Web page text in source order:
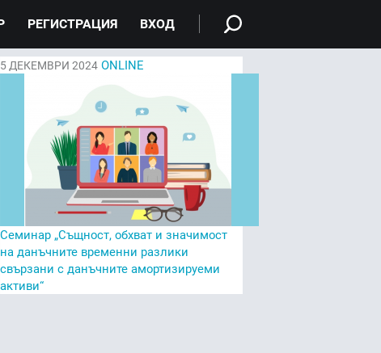
РЕГИСТРАЦИЯ ВХОД
5ДЕКЕМВРИ 2024 ONLINE
Семинар „Същност, обхват и значимост
на данъчните временни разлики
свързани с данъчните амортизируеми
активи“